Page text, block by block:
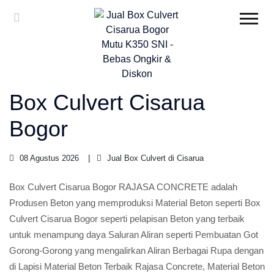
Box Culvert Cisarua
Bogor
08 Agustus 2026 Jual Box Culvert di Cisarua
Box Culvert Cisarua Bogor RAJASA CONCRETE adalah
Produsen Beton yang memproduksi Material Beton seperti Box
Culvert Cisarua Bogor seperti pelapisan Beton yang terbaik
untuk menampung daya Saluran Aliran seperti Pembuatan Got
Gorong-Gorong yang mengalirkan Aliran Berbagai Rupa dengan
di Lapisi Material Beton Terbaik Rajasa Concrete, Material Beton